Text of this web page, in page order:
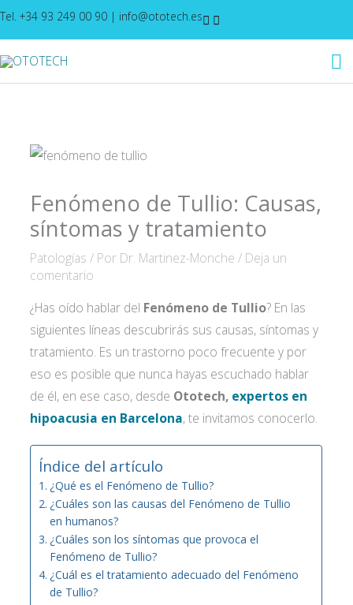
Ir
contenido
Tel. +34 93 249 00 90 | info@ototech.es
Fenómeno de Tullio: Causas,
síntomas y tratamiento
Patologías / Por Dr. Martinez-Monche/ Deja un
comentario
¿Has oído hablar del Fenómeno de Tullio? En las
siguientes líneas descubrirás sus causas, síntomas y
tratamiento. Es un trastorno poco frecuente y por
eso es posible que nunca hayas escuchado hablar
de él, en ese caso, desde Ototech, expertos en
hipoacusia en Barcelona, te invitamos conocerlo.
Índice del artículo
¿Qué es el Fenómeno de Tullio?
¿Cuáles son las causas del Fenómeno de Tullio
en humanos?
¿Cuáles son los síntomas que provoca el
Fenómeno de Tullio?
¿Cuál es el tratamiento adecuado del Fenómeno
de Tullio?